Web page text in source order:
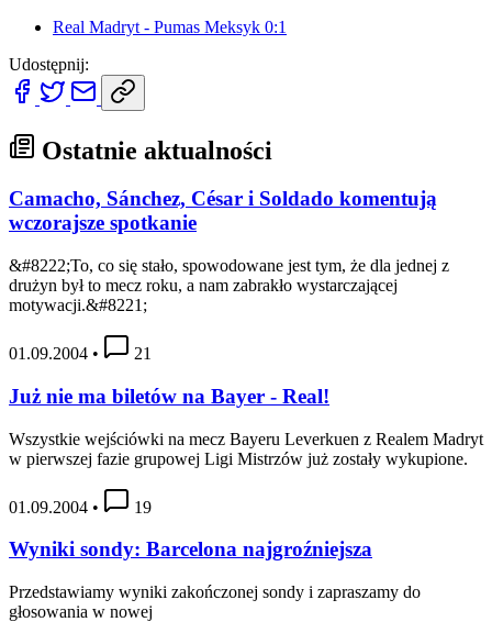
Real Madryt - Pumas Meksyk 0:1
Udostępnij:
Ostatnie aktualności
Camacho, Sánchez, César i Soldado komentują
wczorajsze spotkanie
&#8222;To, co się stało, spowodowane jest tym, że dla jednej z
drużyn był to mecz roku, a nam zabrakło wystarczającej
motywacji.&#8221;
01.09.2004 • 21
Już nie ma biletów na Bayer - Real!
Wszystkie wejściówki na mecz Bayeru Leverkuen z Realem Madryt
w pierwszej fazie grupowej Ligi Mistrzów już zostały wykupione.
01.09.2004 • 19
Wyniki sondy: Barcelona najgroźniejsza
Przedstawiamy wyniki zakończonej sondy i zapraszamy do
głosowania w nowej